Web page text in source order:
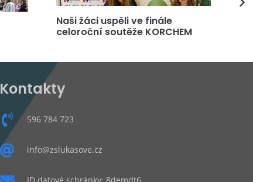
Naši žáci uspěli ve finále
celoroční soutěže KORCHEM
Kontakty
596 784 723
info@zslukasove.cz